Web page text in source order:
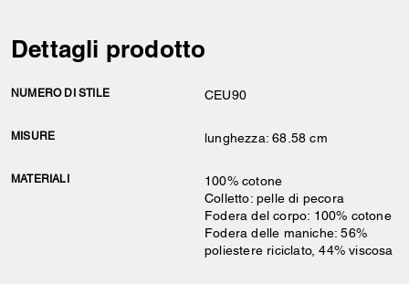
Dettagli prodotto
NUMERO DI STILE CEU90
MISURE lunghezza: 68.58 cm
MATERIALI
100% cotone
Colletto: pelle di pecora
Fodera del corpo: 100% cotone
Fodera delle maniche: 56%
poliestere riciclato, 44% viscosa